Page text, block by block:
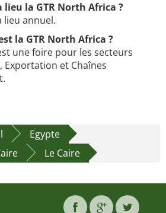
lieu la GTR North Africa ?
lieu annuel.
la GTR North Africa ?
une foire pour les secteurs
Exportation et Chaînes
Egypte
Le Caire